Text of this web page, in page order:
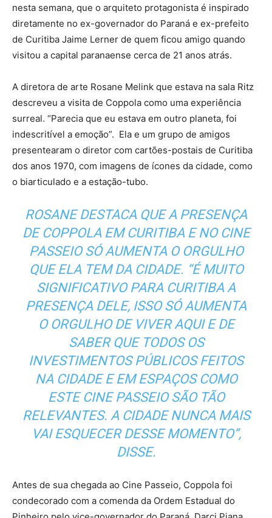
nesta semana, que o arquiteto protagonista é inspirado
diretamente no ex-governador do Paraná e ex-prefeito
de Curitiba Jaime Lerner de quem ficou amigo quando
visitou a capital paranaense cerca de 21 anos atrás.
A diretora de arte Rosane Melink que estava na sala Ritz
descreveu a visita de Coppola como uma experiência
surreal. “Parecia que eu estava em outro planeta, foi
indescritível a emoção”. Ela e um grupo de amigos
presentearam o diretor com cartões-postais de Curitiba
dos anos 1970, com imagens de ícones da cidade, como
o biarticulado e a estação-tubo.
ROSANE DESTACA QUE A PRESENÇA
DE COPPOLA EM CURITIBA E NO CINE
PASSEIO SÓ AUMENTA O ORGULHO
QUE ELA TEM DA CIDADE. “É MUITO
SIGNIFICATIVO PARA CURITIBA A
PRESENÇA DELE, ISSO SÓ AUMENTA
O ORGULHO DE VIVER AQUI E DE
SABER QUE TODOS OS
INVESTIMENTOS PÚBLICOS FEITOS
NA CIDADE E EM ESPAÇOS COMO
ESTE CINE PASSEIO SÃO TÃO
RELEVANTES. A CIDADE NUNCA MAIS
VAI ESQUECER DESSE MOMENTO”,
DISSE.
Antes de sua chegada ao Cine Passeio, Coppola foi
condecorado com a comenda da Ordem Estadual do